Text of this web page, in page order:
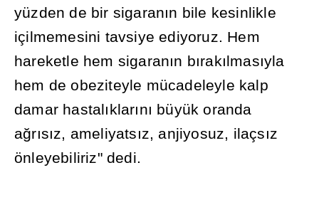
yüzden de bir sigaranın bile kesinlikle
içilmemesini tavsiye ediyoruz. Hem
hareketle hem sigaranın bırakılmasıyla
hem de obeziteyle mücadeleyle kalp
damar hastalıklarını büyük oranda
ağrısız, ameliyatsız, anjiyosuz, ilaçsız
önleyebiliriz" dedi.